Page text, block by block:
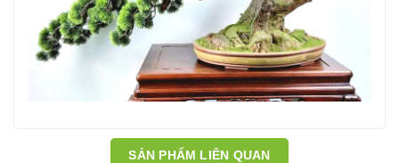
SẢN PHẨM LIÊN QUAN